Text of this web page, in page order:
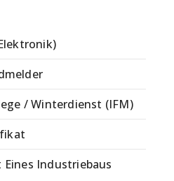
/ Winterdienst (IFM)
Industriebaus